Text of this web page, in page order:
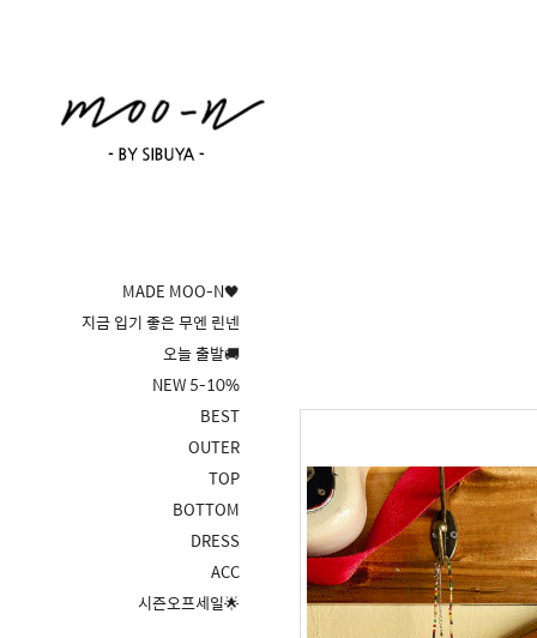
MADE MOO-N🖤
지금 입기 좋은 무엔 린넨
오늘 출발🚚
NEW 5-10%
BEST
OUTER
TOP
BOTTOM
DRESS
ACC
시즌오프세일🌟